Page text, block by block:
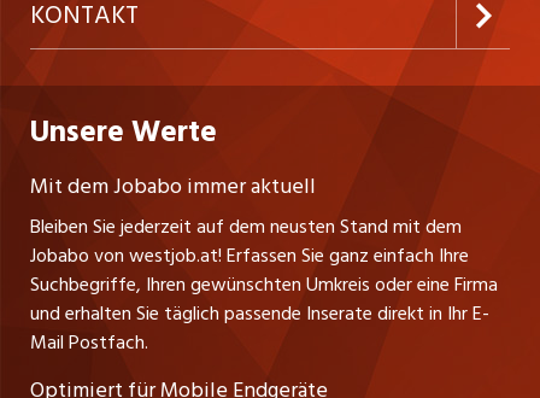
Praktika
Lehrstellen
Führungspositionen
Management / Kader-Jobs
Personalvermittler
Datenschutzerklärung
Impressum
ostjob.ch
jobzüri.ch
jobmittelland.ch
jobbern.ch
jobbasel.ch
zentraljob.ch
KONTAKT
Gutenbergstrasse 1
A-6858 Schwarzach
Stefan Spötl
Tel. +43 664 39 47 47 7
Leiter westjob.at
Andrea Graf
Tel. +43 664 20 30 02 1
Verkauf und Beratung
Unsere Werte
Mit dem Jobabo immer aktuell
Bleiben Sie jederzeit auf dem neusten Stand mit dem
Jobabo von westjob.at! Erfassen Sie ganz einfach Ihre
Suchbegriffe, Ihren gewünschten Umkreis oder eine Firma
und erhalten Sie täglich passende Inserate direkt in Ihr E-
Mail Postfach.
Optimiert für Mobile Endgeräte